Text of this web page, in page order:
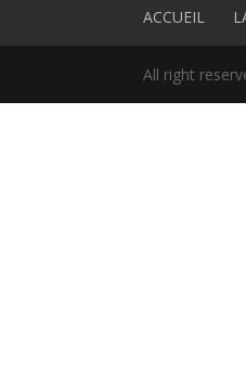
ACCUEIL
All right